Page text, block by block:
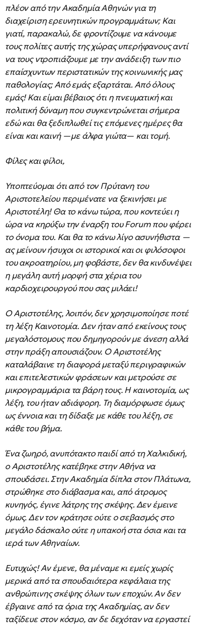
πλέον από την Ακαδημία Αθηνών για τη
διαχείριση ερευνητικών προγραμμάτων; Και
γιατί, παρακαλώ, δε φροντίζουμε να κάνουμε
τους πολίτες αυτής της χώρας υπερήφανους αντί
να τους ντροπιάζουμε με την ανάδειξη των πιο
επαίσχυντων περιστατικών της κοινωνικής μας
παθολογίας; Από εμάς εξαρτάται. Από όλους
εμάς! Και είμαι βέβαιος ότι η πνευματική και
πολιτική δύναμη που συγκεντρώνεται σήμερα
εδώ και θα ξεδιπλωθεί τις επόμενες ημέρες θα
είναι και καινή —με άλφα γιώτα— και τομή.
Φίλες και φίλοι,
Υποπτεύομαι ότι από τον Πρύτανη του
Αριστοτελείου περιμένατε να ξεκινήσει με
Αριστοτέλη! Θα το κάνω τώρα, που κοντεύει η
ώρα να κηρύξω την έναρξη του Forum που φέρει
το όνομα του. Και θα το κάνω λίγο ασυνήθιστα —
ας μείνουν ήσυχοι οι ιστορικοί και οι φιλόσοφοι
του ακροατηρίου, μη φοβάστε, δεν θα κινδυνέψει
η μεγάλη αυτή μορφή στα χέρια του
καρδιοχειρουργού που σας μιλάει!
Ο Αριστοτέλης, λοιπόν, δεν χρησιμοποίησε ποτέ
τη λέξη Καινοτομία. Δεν ήταν από εκείνους τους
μεγαλόστομους που δημηγορούν με άνεση αλλά
στην πράξη απουσιάζουν. Ο Αριστοτέλης
καταλάβαινε τη διαφορά μεταξύ περιγραφικών
και επιτελεστικών φράσεων και μετρούσε σε
μικρογραμμάρια τα βάρη τους. Η καινοτομία, ως
λέξη, του ήταν αδιάφορη. Τη διαμόρφωσε όμως
ως έννοια και τη δίδαξε με κάθε του λέξη, σε
κάθε του βήμα.
Ένα ζωηρό, ανυπότακτο παιδί από τη Χαλκιδική,
ο Αριστοτέλης κατέβηκε στην Αθήνα να
σπουδάσει. Στην Ακαδημία δίπλα στον Πλάτωνα,
στρώθηκε στο διάβασμα και, από άτρομος
κυνηγός, έγινε λάτρης της σκέψης. Δεν έμεινε
όμως. Δεν τον κράτησε ούτε ο σεβασμός στο
μεγάλο δάσκαλο ούτε η υπακοή στα όσια και τα
ιερά των Αθηναίων.
Ευτυχώς! Αν έμενε, θα μέναμε κι εμείς χωρίς
μερικά από τα σπουδαιότερα κεφάλαια της
ανθρώπινης σκέψης όλων των εποχών. Αν δεν
έβγαινε από τα όρια της Ακαδημίας, αν δεν
ταξίδευε στον κόσμο, αν δε δεχόταν να εργαστεί